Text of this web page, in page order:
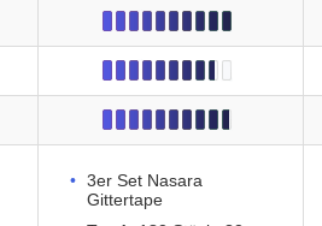
3er Set Nasara
Gittertape